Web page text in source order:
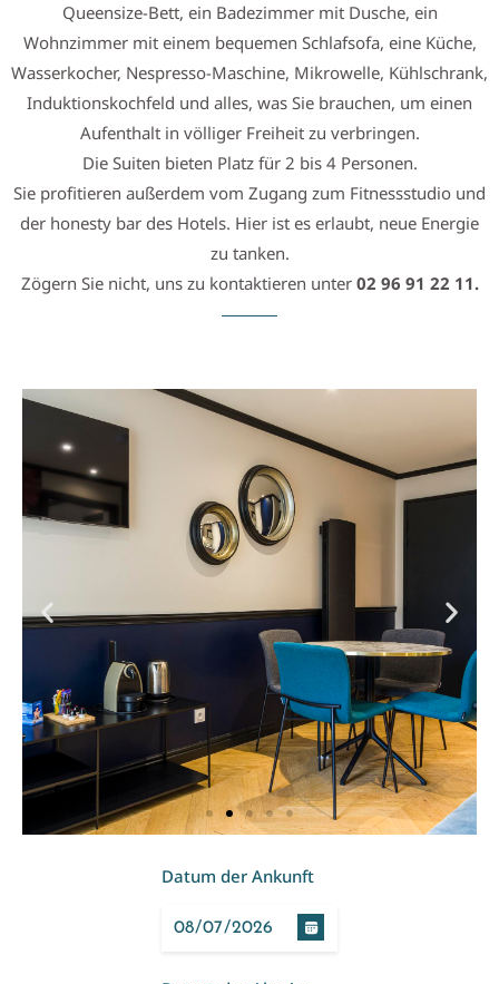
Queensize-Bett, ein Badezimmer mit Dusche, ein
Wohnzimmer mit einem bequemen Schlafsofa, eine Küche,
Wasserkocher, Nespresso-Maschine, Mikrowelle, Kühlschrank,
Induktionskochfeld und alles, was Sie brauchen, um einen
Aufenthalt in völliger Freiheit zu verbringen.
Die Suiten bieten Platz für 2 bis 4 Personen.
Sie profitieren außerdem vom Zugang zum Fitnessstudio und
der honesty bar des Hotels. Hier ist es erlaubt, neue Energie
zu tanken.
Zögern Sie nicht, uns zu kontaktieren unter 02 96 91 22 11.
Datum der Ankunft